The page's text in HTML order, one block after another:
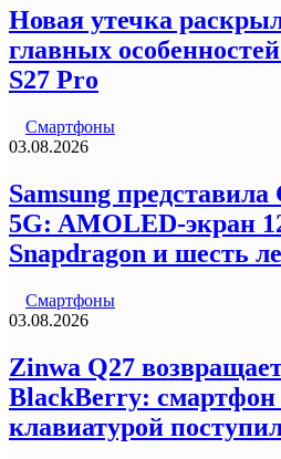
Новая утечка
главных
S27 Pro
Смартфоны
03.08.2026
Samsung
5G: AMOLED-экран
Snapdragon и шесть
Смартфоны
03.08.2026
Zinwa Q27
BlackBerry: смартфон
клавиатурой